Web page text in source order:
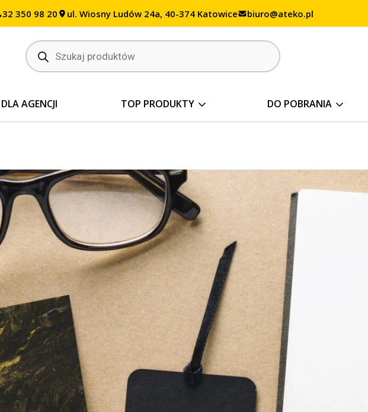
32 350 98 20 ul. Wiosny Ludów 24a, 40-374 Katowice biuro@ateko.pl
Wyszukiwarka
produktów
DLA AGENCJI TOP PRODUKTY DO POBRANIA